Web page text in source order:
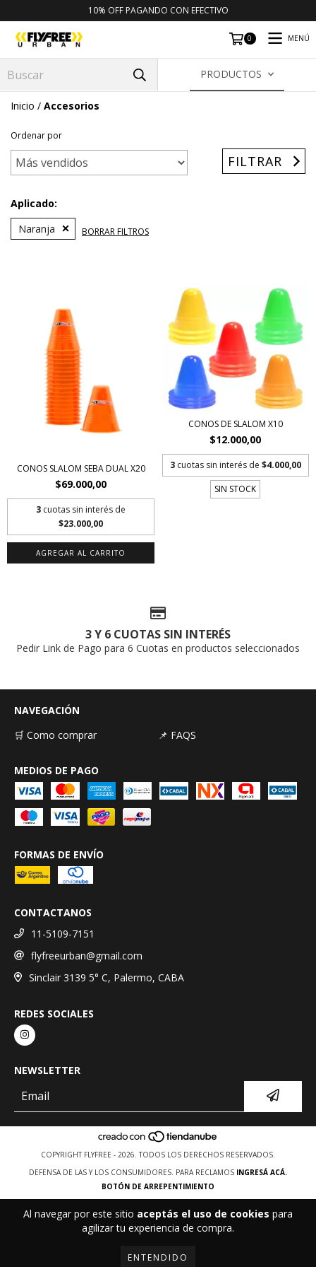
Al navegar por este sitio aceptás el uso de cookies para
agilizar tu experiencia de compra.
ENTENDIDO
10% OFF PAGANDO CON EFECTIVO
0 MENÚ
PRODUCTOS
Inicio / Accesorios
Ordenar por
FILTRAR
Aplicado:
Naranja
BORRAR FILTROS
CONOS SLALOM SEBA DUAL X20
$69.000,00
3 cuotas sin interés de
$23.000,00
AGREGAR AL CARRITO
CONOS DE SLALOM X10
$12.000,00
3 cuotas sin interés de $4.000,00
SIN STOCK
3 Y 6 CUOTAS SIN INTERÉS
Pedir Link de Pago para 6 Cuotas en productos seleccionados
NAVEGACIÓN
🛒 Como comprar
📌 FAQS
MEDIOS DE PAGO
FORMAS DE ENVÍO
CONTACTANOS
11-5109-7151
flyfreeurban@gmail.com
Sinclair 3139 5° C, Palermo, CABA
REDES SOCIALES
NEWSLETTER
COPYRIGHT FLYFREE - 2026. TODOS LOS DERECHOS RESERVADOS.
DEFENSA DE LAS Y LOS CONSUMIDORES. PARA RECLAMOS INGRESÁ ACÁ.
BOTÓN DE ARREPENTIMIENTO